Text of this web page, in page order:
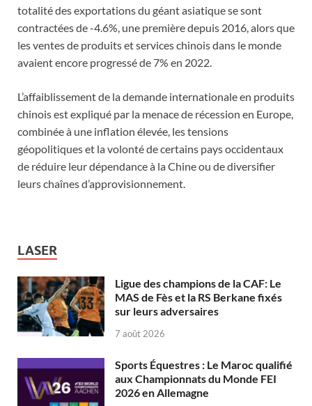
totalité des exportations du géant asiatique se sont
contractées de -4.6%, une première depuis 2016, alors que
les ventes de produits et services chinois dans le monde
avaient encore progressé de 7% en 2022.
L’affaiblissement de la demande internationale en produits
chinois est expliqué par la menace de récession en Europe,
combinée à une inflation élevée, les tensions
géopolitiques et la volonté de certains pays occidentaux
de réduire leur dépendance à la Chine ou de diversifier
leurs chaînes d’approvisionnement.
LASER
Ligue des champions de la CAF: Le
MAS de Fès et la RS Berkane fixés
sur leurs adversaires
7 août 2026
Sports Équestres : Le Maroc qualifié
aux Championnats du Monde FEI
2026 en Allemagne